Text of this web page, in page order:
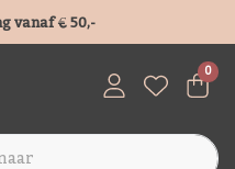
vanaf € 50,-
0